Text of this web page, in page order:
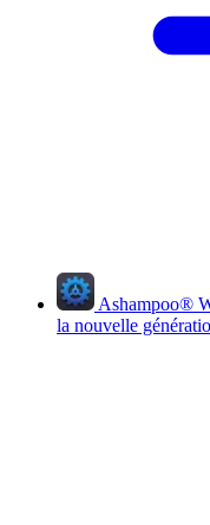
Ashampoo®
la nouvelle